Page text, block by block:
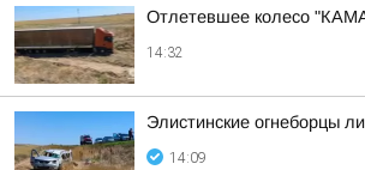
Отлетевшее колесо
14:32
Элистинские огнеборцы
14:09